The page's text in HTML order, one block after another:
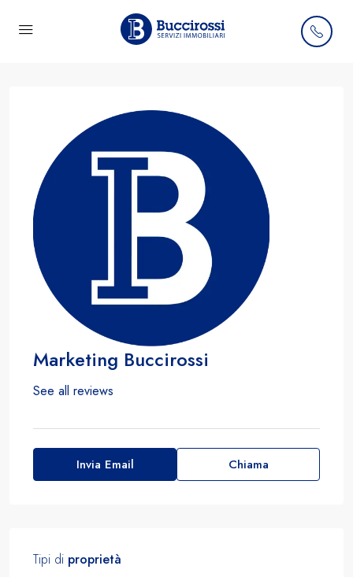
Marketing Buccirossi
See all reviews
Invia Email Chiama
Tipi di proprietà